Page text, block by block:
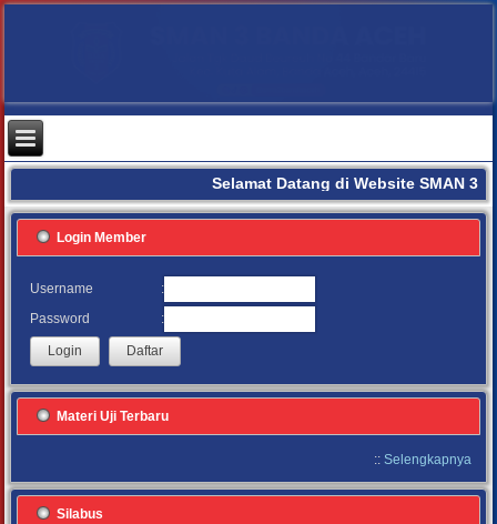
Selamat Datang di Website SMAN 3
Login Member
Username
:
Password
:
Materi Uji Terbaru
:: Selengkapnya
Silabus